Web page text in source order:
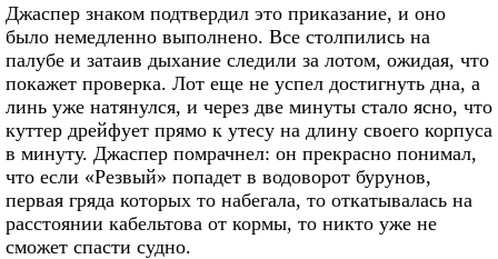
Джаспер знаком подтвердил это приказание, и оно
было немедленно выполнено. Все столпились на
палубе и затаив дыхание следили за лотом, ожидая, что
покажет проверка. Лот еще не успел достигнуть дна, а
линь уже натянулся, и через две минуты стало ясно, что
куттер дрейфует прямо к утесу на длину своего корпуса
в минуту. Джаспер помрачнел: он прекрасно понимал,
что если «Резвый» попадет в водоворот бурунов,
первая гряда которых то набегала, то откатывалась на
расстоянии кабельтова от кормы, то никто уже не
сможет спасти судно.